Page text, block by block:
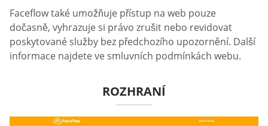
Faceflow také umožňuje přístup na web pouze
dočasně, vyhrazuje si právo zrušit nebo revidovat
poskytované služby bez předchozího upozornění. Další
informace najdete ve smluvních podmínkách webu.
ROZHRANÍ